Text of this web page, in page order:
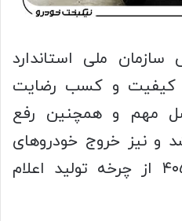
ملی استاندارد
کیفیت و کسب رضایت
مهم و همچنین رفع
و نیز خروج خودروهای
تیبا، ساینا ،سمند و ۴۰۵ از چرخه تولید اعلام